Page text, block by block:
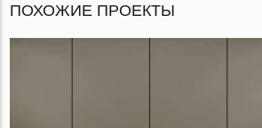
ПОХОЖИЕ ПРОЕКТЫ